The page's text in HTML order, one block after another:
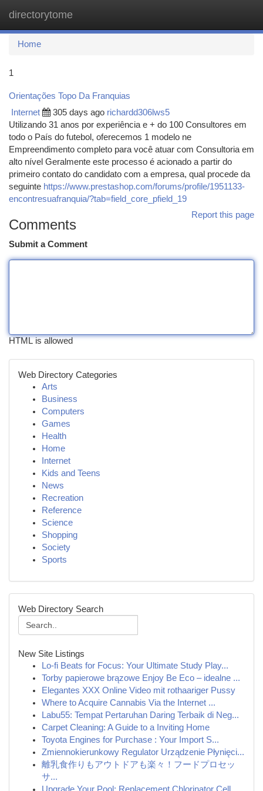
directorytome
Home
1
Orientações Topo Da Franquias
Internet 305 days ago richardd306lws5
Utilizando 31 anos por experiência e + do 100 Consultores em
todo o País do futebol, oferecemos 1 modelo ne
Empreendimento completo para você atuar com Consultoria em
alto nível Geralmente este processo é acionado a partir do
primeiro contato do candidato com a empresa, qual procede da
seguinte https://www.prestashop.com/forums/profile/1951133-
encontresuafranquia/?tab=field_core_pfield_19
Report this page
Comments
Submit a Comment
HTML is allowed
Web Directory Categories
Arts
Business
Computers
Games
Health
Home
Internet
Kids and Teens
News
Recreation
Reference
Science
Shopping
Society
Sports
Web Directory Search
New Site Listings
Lo-fi Beats for Focus: Your Ultimate Study Play...
Torby papierowe brązowe Enjoy Be Eco – idealne ...
Elegantes XXX Online Video mit rothaariger Pussy
Where to Acquire Cannabis Via the Internet ...
Labu55: Tempat Pertaruhan Daring Terbaik di Neg...
Carpet Cleaning: A Guide to a Inviting Home
Toyota Engines for Purchase : Your Import S...
Zmiennokierunkowy Regulator Urządzenie Płynięci...
離乳食作りもアウトドアも楽々！フードプロセッ
サ...